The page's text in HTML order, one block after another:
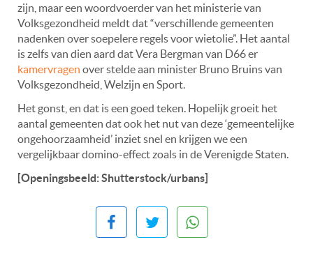
zijn, maar een woordvoerder van het ministerie van
Volksgezondheid meldt dat “verschillende gemeenten
nadenken over soepelere regels voor wietolie”. Het aantal
is zelfs van dien aard dat Vera Bergman van D66 er
kamervragen over stelde aan minister Bruno Bruins van
Volksgezondheid, Welzijn en Sport.
Het gonst, en dat is een goed teken. Hopelijk groeit het
aantal gemeenten dat ook het nut van deze ‘gemeentelijke
ongehoorzaamheid’ inziet snel en krijgen we een
vergelijkbaar domino-effect zoals in de Verenigde Staten.
[Openingsbeeld: Shutterstock/urbans]